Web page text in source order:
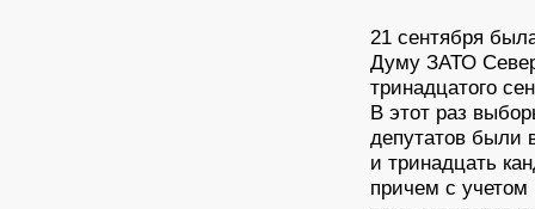
21 сентября
Думу ЗАТО
тринадцатого
В этот раз
депутатов были
и тринадцать
причем с учетом